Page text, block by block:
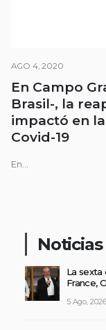
AGO 4, 2020
En Campo
Brasil-, la
impactó en
Covid-19
En...
La sexta
France,
5 Ago, 2026